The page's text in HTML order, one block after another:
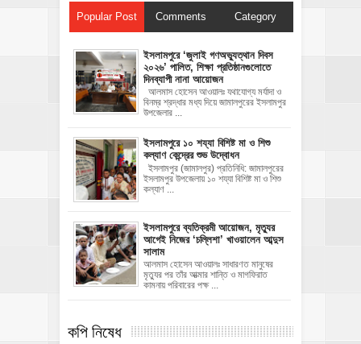
Popular Post Comments Category
‎ইসলামপুরে ‘জুলাই গণঅভ্যুত্থান দিবস
২০২৬’ পালিত, শিক্ষা প্রতিষ্ঠানগুলোতে
দিনব্যাপী নানা আয়োজন
‎​আলমাস হোসেন আওয়ালঃ‎ ‎​যথাযোগ্য মর্যাদা ও
বিনম্র শ্রদ্ধার মধ্য দিয়ে জামালপুরের ইসলামপুর
উপজেলার ...
ইসলামপুরে ১০ শয্যা বিশিষ্ট মা ও শিশু
কল্যাণ কেন্দ্রের শুভ উদ্বোধন
ইসলামপুর (জামালপুর) প্রতিনিধি: জামালপুরের
ইসলামপুর উপজেলায় ১০ শয্যা বিশিষ্ট মা ও শিশু
কল্যাণ ...
‎ইসলামপুরে ব্যতিক্রমী আয়োজন, মৃত্যুর
আগেই নিজের ‘চল্লিশা’ খাওয়ালেন আব্দুস
সালাম
আলমাস হোসেন আওয়ালঃ ‎​সাধারণত মানুষের
মৃত্যুর পর তাঁর আত্মার শান্তি ও মাগফিরাত
কামনায় পরিবারের পক্ষ ...
কপি নিষেধ